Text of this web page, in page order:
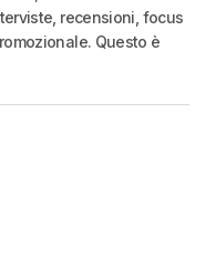
recensioni, focus
Questo è